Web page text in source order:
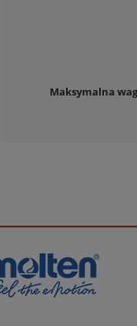
Maksymalna